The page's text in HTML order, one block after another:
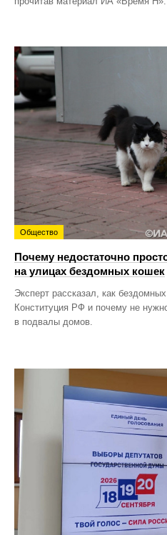
Общество
Почему недостаточно
на улицах бездомных кошек
Эксперт рассказал, как
Конституция РФ и почему не
в подвалы домов.